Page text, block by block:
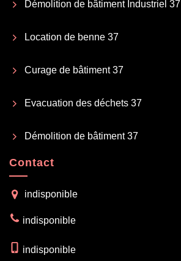
Démolition de bâtiment Industriel 37
Location de benne 37
Curage de bâtiment 37
Evacuation des déchets 37
Démolition de bâtiment 37
Contact
indisponible
indisponible
indisponible